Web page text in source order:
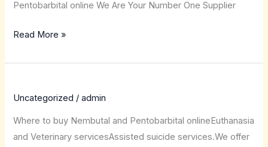
Pentobarbital online We Are Your Number One Supplier
Read More »
Uncategorized /admin
Where to buy Nembutal and Pentobarbital onlineEuthanasia
and Veterinary servicesAssisted suicide services.We offer